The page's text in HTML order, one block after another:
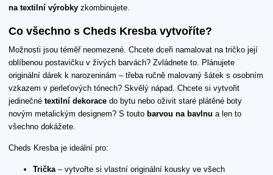
na textilní výrobky zkombinujete.
Co všechno s Cheds Kresba vytvoříte?
Možnosti jsou téměř neomezené. Chcete dceři namalovat na tričko její
oblíbenou postavičku v živých barvách? Zvládnete to. Plánujete
originální dárek k narozeninám – třeba ručně malovaný šátek s osobním
vzkazem v perleťových tónech? Skvělý nápad. Chcete si vytvořit
jedinečné textilní dekorace do bytu nebo oživit staré plátěné boty
novým metalickým designem? S touto barvou na bavlnu a len to
všechno dokážete.
Cheds Kresba je ideální pro:
Trička– vytvořte si vlastní originální kousky ve všech